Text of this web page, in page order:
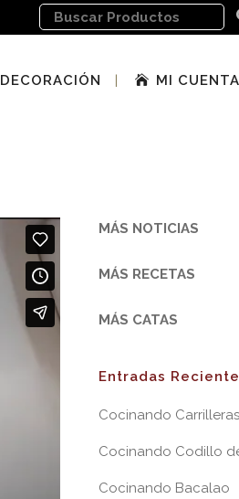
DECORACIÓN MI CUENTA
MÁS NOTICIAS
MÁS RECETAS
MÁS CATAS
Entradas
Cocinando Carrilleras
Cocinando Codillo
Cocinando Bacalao